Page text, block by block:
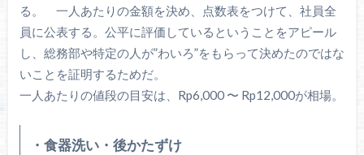
る。 一人あたりの金額を決め、点数表をつけて、社員全
員に公表する。公平に評価しているということをアピール
し、総務部や特定の人が”わいろ”をもらって決めたのではな
いことを証明するためだ。
一人あたりの値段の目安は、Rp6,000 〜 Rp12,000が相場。
・食器洗い・後かたずけ